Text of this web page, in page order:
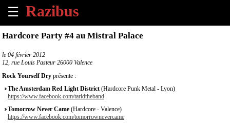
☰
×
Tous
évènements
à
venir
Hardcore Party #4 au Mistral Palace
le 04 février 2012
12, rue Louis Pasteur 26000 Valence
Rock Yourself Dry présente :
The Amsterdam Red Light District (Hardcore Punk Metal - Lyon)
https://www.facebook.com/tarldtheband
Tomorrow Never Came (Hardcore - Valence)
https://www.facebook.com/tomorrownevercame